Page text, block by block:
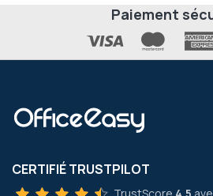
Paiement
CERTIFIÉ TRUSTPILOT